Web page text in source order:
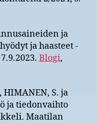
ja
ja haasteet -
Blogi,
HIMANEN, S. ja
ja tiedonvaihto
Maatilan